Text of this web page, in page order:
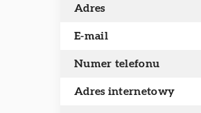
Adres
E-mail
Numer telefonu
Adres internetowy